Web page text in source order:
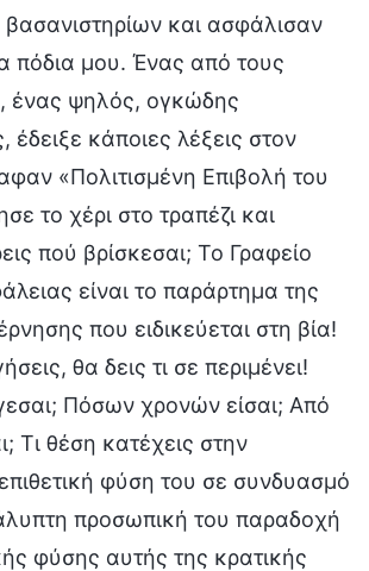
και ασφάλισαν
πόδια μου. Ένας από τους
ένας ψηλός, ογκώδης
έδειξε κάποιες λέξεις στον
«Πολιτισμένη Επιβολή του
το χέρι στο τραπέζι και
πού βρίσκεσαι; Το Γραφείο
είναι το παράρτημα της
που ειδικεύεται στη βία!
θα δεις τι σε περιμένει!
Πόσων χρονών είσαι; Από
Τι θέση κατέχεις στην
φύση του σε συνδυασμό
προσωπική του παραδοχή
φύσης αυτής της κρατικής